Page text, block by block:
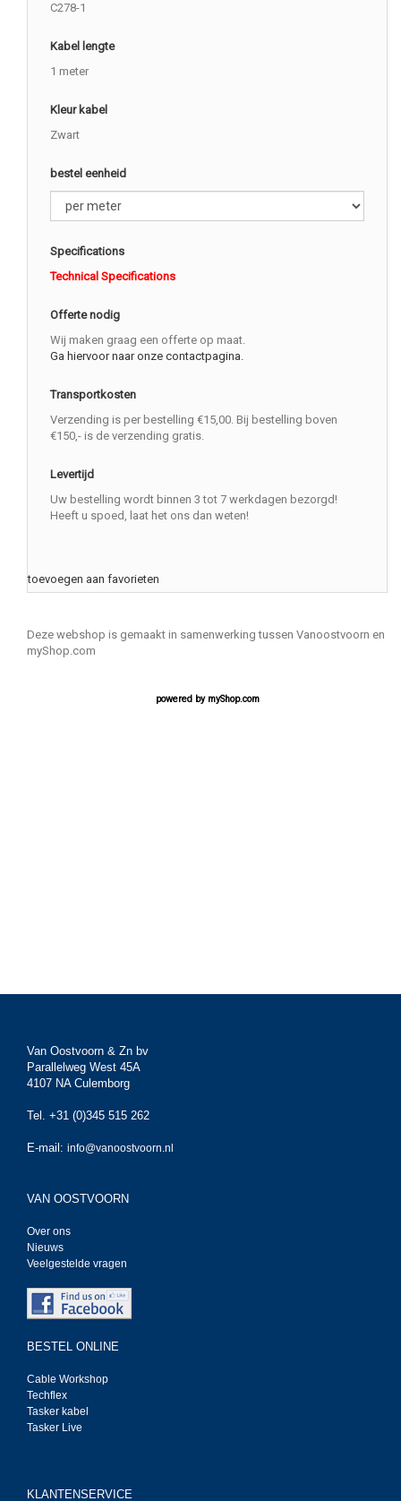
C278-1
Kabel lengte
1 meter
Kleur kabel
Zwart
bestel eenheid
Specifications
Technical Specifications
Offerte nodig
Wij maken graag een offerte op maat.
Ga hiervoor naar onze contactpagina.
Transportkosten
Verzending is per bestelling €15,00. Bij bestelling boven
€150,- is de verzending gratis.
Levertijd
Uw bestelling wordt binnen 3 tot 7 werkdagen bezorgd!
Heeft u spoed, laat het ons dan weten!
toevoegen aan favorieten
Deze webshop is gemaakt in samenwerking tussen Vanoostvoorn en
myShop.com
powered by myShop.com
Van Oostvoorn & Zn bv
Parallelweg West 45A
4107 NA Culemborg
Tel. +31 (0)345 515 262
E-mail: info@vanoostvoorn.nl
VAN OOSTVOORN
Over ons
Nieuws
Veelgestelde vragen
BESTEL ONLINE
Cable Workshop
Techflex
Tasker kabel
Tasker Live
KLANTENSERVICE